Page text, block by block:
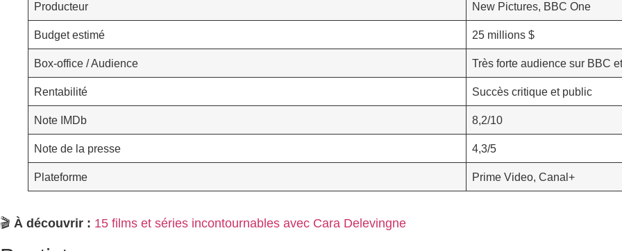
Producteur New Pictures, BBC One
Budget estimé 25 millions $
Box-office / Audience Très forte audience sur BBC
Rentabilité Succès critique et public
Note IMDb 8,2/10
Note de la presse 4,3/5
Plateforme Prime Video, Canal+
🎬 À découvrir : 15 films et séries incontournables avec Cara Delevingne